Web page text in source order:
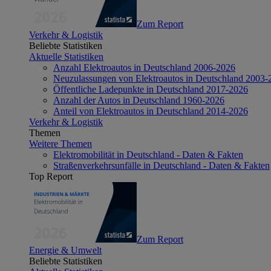
Zum Report
Verkehr & Logistik
Beliebte Statistiken
Aktuelle Statistiken
Anzahl Elektroautos in Deutschland 2006-2026
Neuzulassungen von Elektroautos in Deutschland 2003-
Öffentliche Ladepunkte in Deutschland 2017-2026
Anzahl der Autos in Deutschland 1960-2026
Anteil von Elektroautos in Deutschland 2014-2026
Verkehr & Logistik
Themen
Weitere Themen
Elektromobilität in Deutschland - Daten & Fakten
Straßenverkehrsunfälle in Deutschland - Daten & Fakten
Top Report
Zum Report
Energie & Umwelt
Beliebte Statistiken